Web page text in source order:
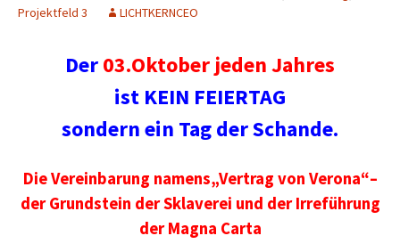
Projektfeld 3
LICHTKERNCEO
Der03.Oktober jeden Jahres
ist KEIN FEIERTAG
sondern ein Tag der Schande.
Die Vereinbarung namens„Vertrag von Verona“–
der Grundstein der Sklaverei und der Irreführung
der Magna Carta